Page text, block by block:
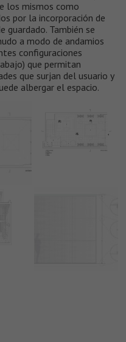
los mismos como
por la incorporación de
guardado. También se
a modo de andamios
configuraciones
que permitan
que surjan del usuario y
albergar el espacio.